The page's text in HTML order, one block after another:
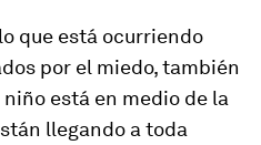
que está ocurriendo
por el miedo, también
está en medio de la
llegando a toda